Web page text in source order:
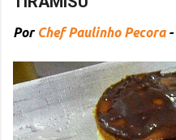
Por Chef Paulinho Pecora -